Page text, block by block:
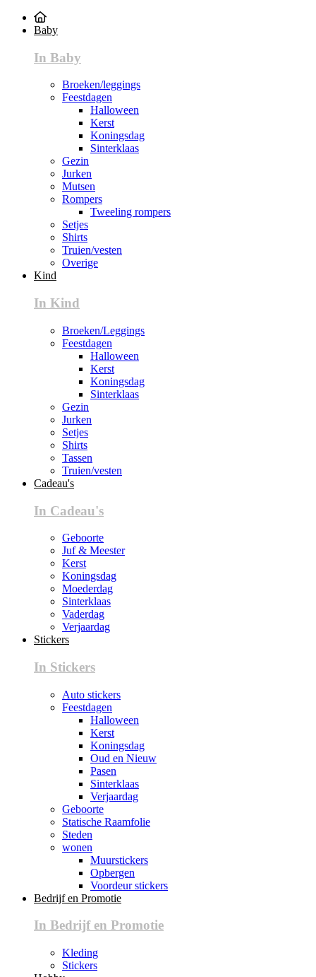
Baby
In Baby
Broeken/leggings
Feestdagen
Halloween
Kerst
Koningsdag
Sinterklaas
Gezin
Jurken
Mutsen
Rompers
Tweeling rompers
Setjes
Shirts
Truien/vesten
Overige
Kind
In Kind
Broeken/Leggings
Feestdagen
Halloween
Kerst
Koningsdag
Sinterklaas
Gezin
Jurken
Setjes
Shirts
Tassen
Truien/vesten
Cadeau's
In Cadeau's
Geboorte
Juf & Meester
Kerst
Koningsdag
Moederdag
Sinterklaas
Vaderdag
Verjaardag
Stickers
In Stickers
Auto stickers
Feestdagen
Halloween
Kerst
Koningsdag
Oud en Nieuw
Pasen
Sinterklaas
Verjaardag
Geboorte
Statische Raamfolie
Steden
wonen
Muurstickers
Opbergen
Voordeur stickers
Bedrijf en Promotie
In Bedrijf en Promotie
Kleding
Stickers